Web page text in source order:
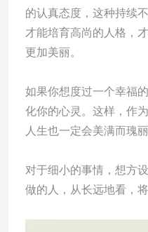
的认真态度，这种持续
才能培育高尚的人格，
更加美丽。
如果你想度过一个幸福
化你的心灵。这样，作
人生也一定会美满而瑰丽
对于细小的事情，想方
做的人，从长远地看，